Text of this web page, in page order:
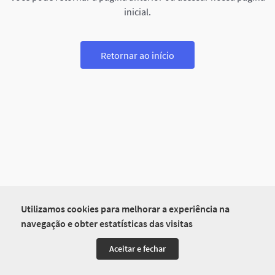
Utilizamos cookies para melhorar a experiência na
navegação e obter estatísticas das visitas
Aceitar e fechar
inicial.
Retornar ao início